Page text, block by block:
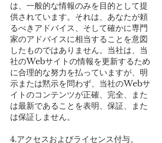
は、一般的な情報のみを目的として提
供されています。それは、あなたが頼
るべきアドバイス、そして確かに専門
家のアドバイスに相当することを意図
したものではありません。当社は、当
社のWebサイトの情報を更新するため
に合理的な努力を払っていますが、明
示または黙示を問わず、当社のWebサ
イトのコンテンツが正確、完全、また
は最新であることを表明、保証、また
は保証しません。
4.アクセスおよびライセンス付与。